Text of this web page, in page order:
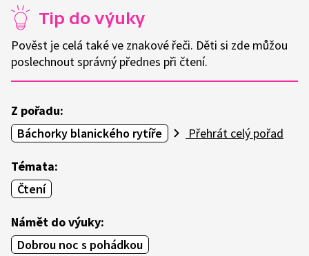
Tip do výuky
Pověst je celá také ve znakové řeči. Děti si zde můžou
poslechnout správný přednes při čtení.
Z pořadu:
Báchorky blanického rytíře
Přehrát celý pořad
Témata:
Čtení
Námět do výuky:
Dobrou noc s pohádkou